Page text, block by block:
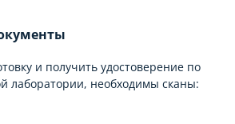
и получить удостоверение по
лаборатории, необходимы сканы: